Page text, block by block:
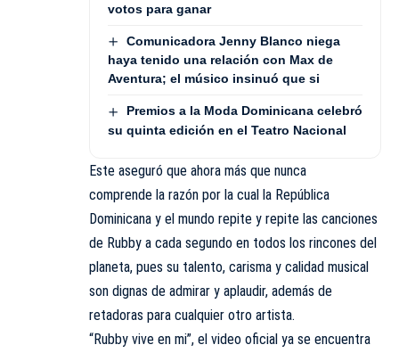
votos para ganar
Comunicadora Jenny Blanco niega
haya tenido una relación con Max de
Aventura; el músico insinuó que si
Premios a la Moda Dominicana celebró
su quinta edición en el Teatro Nacional
Este aseguró que ahora más que nunca
comprende la razón por la cual la República
Dominicana y el mundo repite y repite las canciones
de Rubby a cada segundo en todos los rincones del
planeta, pues su talento, carisma y calidad musical
son dignas de admirar y aplaudir, además de
retadoras para cualquier otro artista.
“Rubby vive en mi”, el video oficial ya se encuentra